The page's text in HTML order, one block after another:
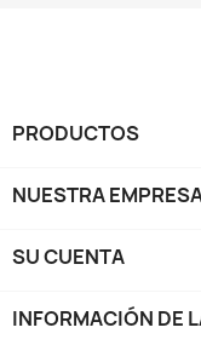
PRODUCTOS
NUESTRA
SU CUENTA
INFORMACIÓN DE